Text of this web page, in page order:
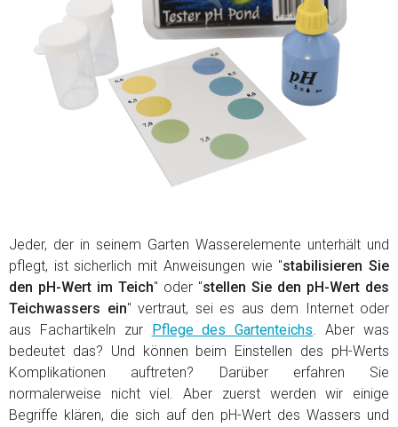
Jeder, der in seinem Garten Wasserelemente unterhält und
pflegt, ist sicherlich mit Anweisungen wie "stabilisieren Sie
den pH-Wert im Teich" oder "stellen Sie den pH-Wert des
Teichwassers ein" vertraut, sei es aus dem Internet oder
aus Fachartikeln zur
Pflege des Gartenteichs. Aber was
bedeutet das? Und können beim Einstellen des pH-Werts
Komplikationen auftreten? Darüber erfahren Sie
normalerweise nicht viel. Aber zuerst werden wir einige
Begriffe klären, die sich auf den pH-Wert des Wassers und